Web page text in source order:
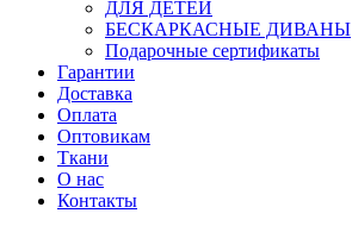
ДЛЯ ДЕТЕЙ
БЕСКАРКАСНЫЕ ДИВАНЫ
Подарочные сертификаты
Гарантии
Доставка
Оплата
Оптовикам
Ткани
О нас
Контакты